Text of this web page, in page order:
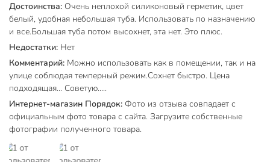
Тип герметика
клей герметик
Класс опасности
4
Срок годности, мес
24 мес
Вес в упаковке
46 г
Габариты упаковки
13 x 4 x 3 см
Достоинства: Очень неплохой силиконовый герметик, цвет
белый, удобная небольшая туба. Использовать по назначению
и все.Большая туба потом высохнет, эта нет. Это плюс.
Недостатки: Нет
Комментарий: Можно использовать как в помещении, так и на
улице соблюдая темперный режим.Сохнет быстро. Цена
подходящая... Советую.....
Интернет-магазин Порядок: Фото из отзыва совпадает с
официальным фото товара с сайта. Загрузите собственные
фотографии полученного товара.